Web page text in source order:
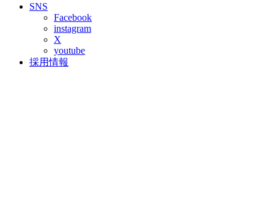
SNS
Facebook
instagram
X
youtube
採用情報